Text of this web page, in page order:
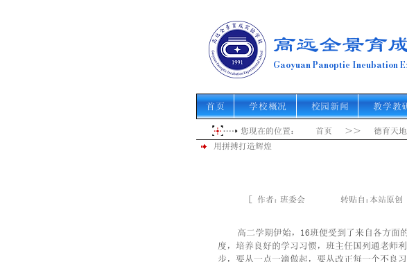
高远全景育
Gaoyuan Panoptic Incubation
首页 学校概况 校园新闻 教学教
您现在的位置： 首页 ＞＞ 德育天
用拼搏打造辉煌
［ 作者： 转贴自：
班委会 本站原创
高二学期伊始，16班便受到了来自各方面的
度，培养良好的学习习惯，班主任国列通老师
步，要从一点一滴做起，要从改正每一个不良